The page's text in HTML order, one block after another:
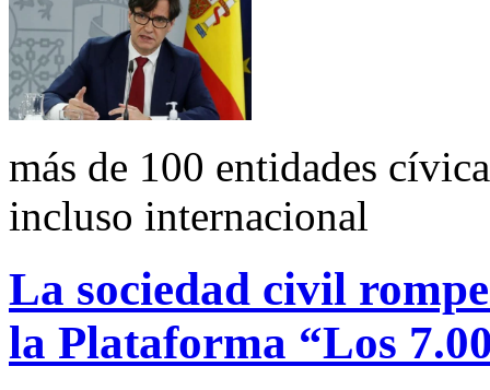
más de 100 entidades
incluso internacional
La sociedad civil
la Plataforma “Los